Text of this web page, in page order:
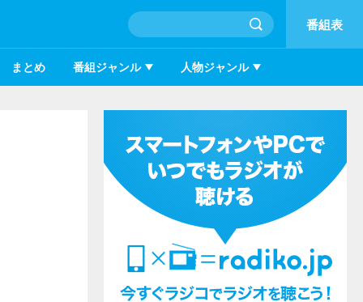
番組表
まとめ 番組ジャンル 人物ジャンル